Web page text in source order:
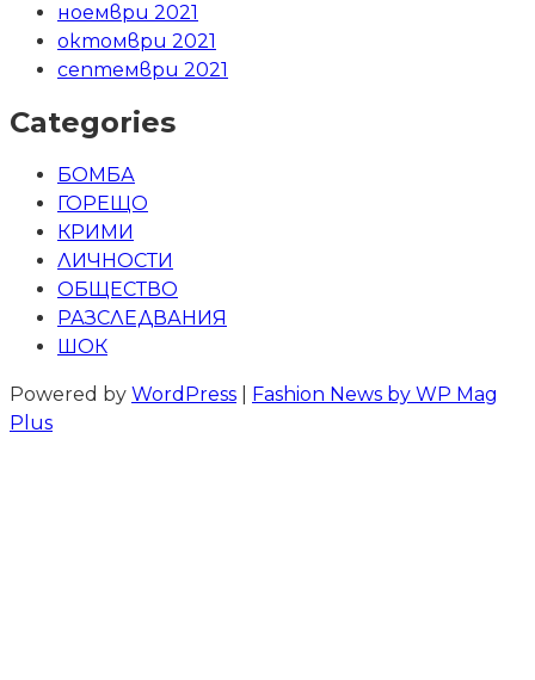
ноември 2021
октомври 2021
септември 2021
Categories
БОМБА
ГОРЕЩО
КРИМИ
ЛИЧНОСТИ
ОБЩЕСТВО
РАЗСЛЕДВАНИЯ
ШОК
Powered by WordPress
Fashion News by WP Mag
Plus